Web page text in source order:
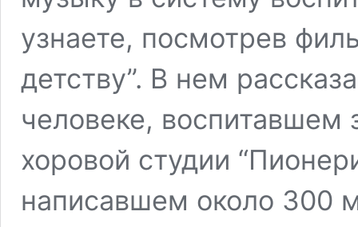
узнаете, посмотрев
детству”. В нем
человеке, воспитавшем
хоровой студии
написавшем около 300